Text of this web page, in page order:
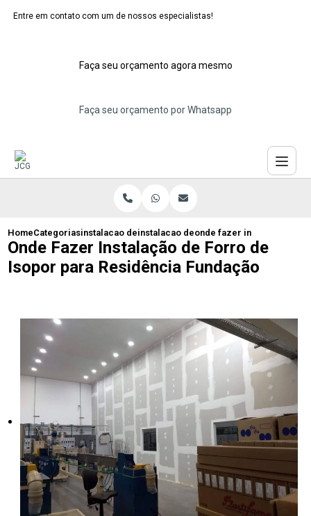
Entre em contato com um de nossos especialistas!
Faça seu orçamento agora mesmo
Faça seu orçamento por Whatsapp
HomeCategoriasinstalacao de forros de isopor
instalacao de forro de isopor para teto
onde fazer instalacao de
Onde Fazer Instalação de Forro de
Isopor para Residência Fundação